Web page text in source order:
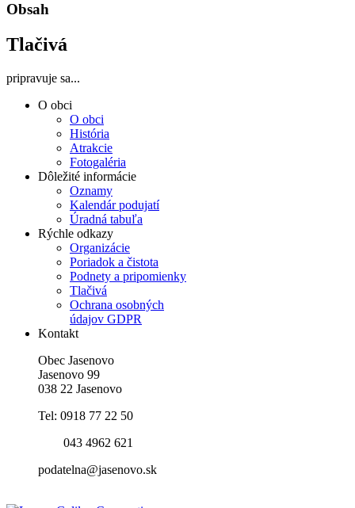
Obsah
Tlačivá
pripravuje sa...
O obci
O obci
História
Atrakcie
Fotogaléria
Dôležité informácie
Oznamy
Kalendár podujatí
Úradná tabuľa
Rýchle odkazy
Organizácie
Poriadok a čistota
Podnety a pripomienky
Tlačivá
Ochrana osobných
údajov GDPR
Kontakt
Obec Jasenovo
Jasenovo 99
038 22 Jasenovo
Tel: 0918 77 22 50
043 4962 621
podatelna@jasenovo.sk